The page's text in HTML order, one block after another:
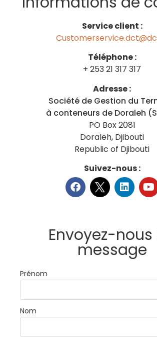
Service client :
Téléphone :
+ 253 21 317 317
Adresse :
Société de Gestion du
à conteneurs de Doraleh
PO Box 2081
Doraleh, Djibouti
Republic of Djibouti
Suivez-nous :
Envoyez-nous
message
Prénom
Nom